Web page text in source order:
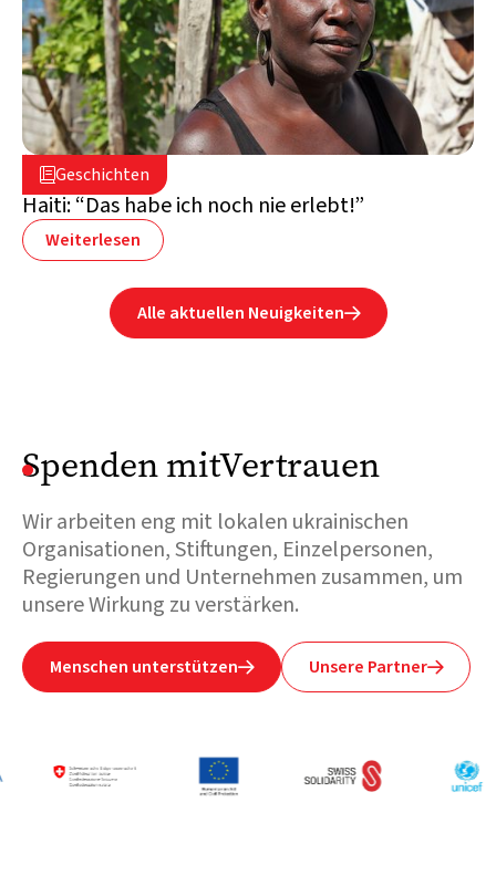
Geschichten
8. August 2017
Haiti
Haiti: “Das habe ich noch nie erlebt!”
Weiterlesen
Alle aktuellen Neuigkeiten
Spenden mitVertrauen
Wir arbeiten eng mit lokalen ukrainischen
Organisationen, Stiftungen, Einzelpersonen,
Regierungen und Unternehmen zusammen, um
unsere Wirkung zu verstärken.
Menschen unterstützen Unsere Partner